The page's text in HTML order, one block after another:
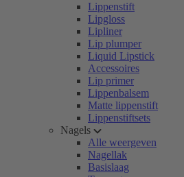
Lippenstift
Lipgloss
Lipliner
Lip plumper
Liquid Lipstick
Accessoires
Lip primer
Lippenbalsem
Matte lippenstift
Lippenstiftsets
Nagels
Alle weergeven
Nagellak
Basislaag